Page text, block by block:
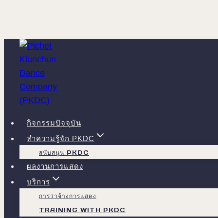
Skip
content
กิจกรรมปัจจุบัน
ทำความรู้จัก PKDC
สนับสนุน PKDC
ผลงานการแสดง
บริการ
การว่าจ้างการแสดง
TRAINING WITH PKDC